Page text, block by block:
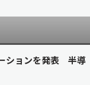
ションを発表 半導